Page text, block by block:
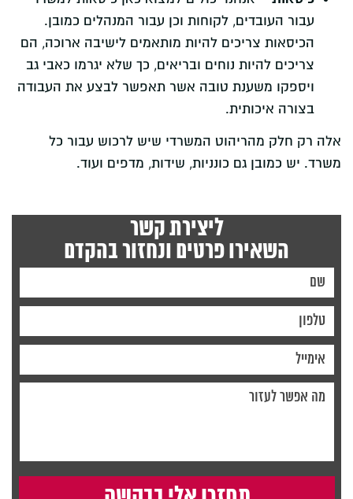
עבור העובדים, לקוחות וכן עבור המנהלים כמובן.
הכיסאות צריכים להיות מותאמים לישיבה ארוכה, הם
צריכים להיות נוחים ובריאים, כך שלא יגרמו כאבי גב
ויספקו משענת טובה אשר תאפשר לבצע את העבודה
בצורה איכותית.
אלה רק חלק מהריהוט המשרדי שיש לרכוש עבור כל
משרד. יש כמובן גם כונניות, שידות, מדפים ועוד.
ליצירת קשר
השאירו פרטים ונחזור בהקדם